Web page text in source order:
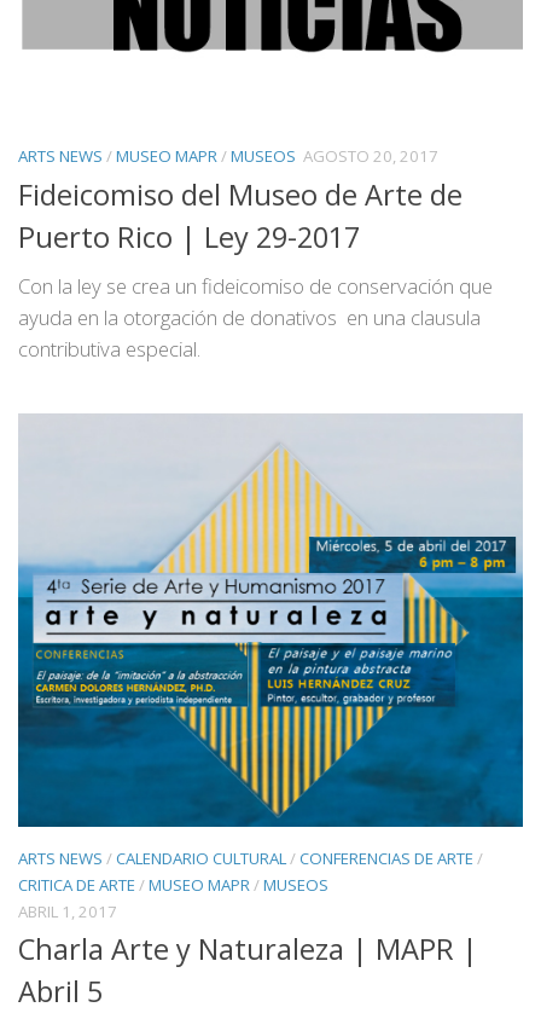
ARTS NEWS /MUSEO MAPR/MUSEOS AGOSTO 20, 2017
Fideicomiso del Museo de Arte de
Puerto Rico | Ley 29-2017
Con la ley se crea un fideicomiso de conservación que
ayuda en la otorgación de donativos en una clausula
contributiva especial.
ARTS NEWS /CALENDARIO CULTURAL /CONFERENCIAS DE ARTE /
CRITICA DE ARTE /MUSEO MAPR /MUSEOS
ABRIL 1, 2017
Charla Arte y Naturaleza | MAPR |
Abril 5